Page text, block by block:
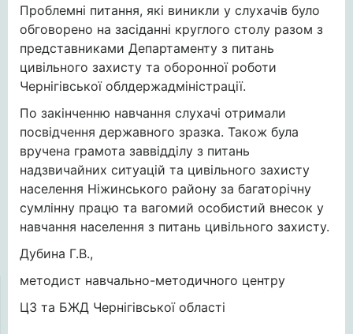
Проблемні питання, які виникли у слухачів було
обговорено на засіданні круглого столу разом з
представниками Департаменту з питань
цивільного захисту та оборонної роботи
Чернігівської облдержадміністрації.
По закінченню навчання слухачі отримали
посвідчення державного зразка. Також була
вручена грамота заввідділу з питань
надзвичайних ситуацій та цивільного захисту
населення Ніжинського району за багаторічну
сумлінну працю та вагомий особистий внесок у
навчання населення з питань цивільного захисту.
Дубина Г.В.,
методист навчально-методичного центру
ЦЗ та БЖД Чернігівської області